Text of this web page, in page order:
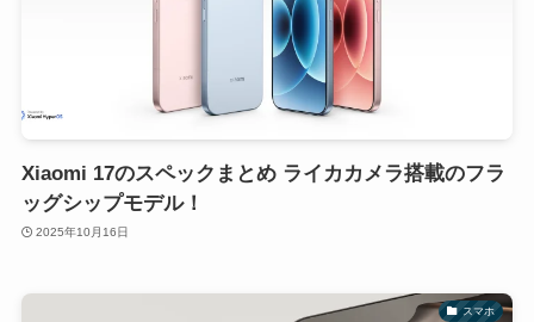
Xiaomi 17のスペックまとめ ライカカメラ搭載のフラ
ッグシップモデル！
2025年10月16日
スマホ